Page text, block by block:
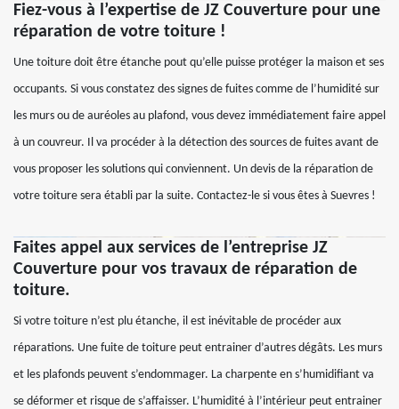
Fiez-vous à l’expertise de JZ Couverture pour une
réparation de votre toiture !
Une toiture doit être étanche pout qu’elle puisse protéger la maison et ses
occupants. Si vous constatez des signes de fuites comme de l’humidité sur
les murs ou de auréoles au plafond, vous devez immédiatement faire appel
à un couvreur. Il va procéder à la détection des sources de fuites avant de
vous proposer les solutions qui conviennent. Un devis de la réparation de
votre toiture sera établi par la suite. Contactez-le si vous êtes à Suevres !
Faites appel aux services de l’entreprise JZ
Couverture pour vos travaux de réparation de
toiture.
Si votre toiture n’est plu étanche, il est inévitable de procéder aux
réparations. Une fuite de toiture peut entrainer d’autres dégâts. Les murs
et les plafonds peuvent s’endommager. La charpente en s’humidifiant va
se déformer et risque de s’affaisser. L’humidité à l’intérieur peut entrainer